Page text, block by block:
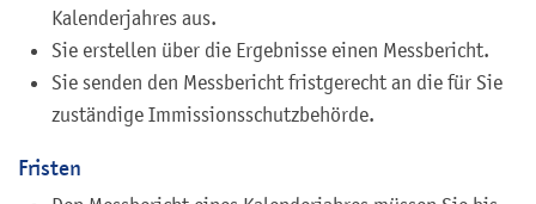
Kalenderjahres aus.
Sie erstellen über die Ergebnisse einen Messbericht.
Sie senden den Messbericht fristgerecht an die für Sie
zuständige Immissionsschutzbehörde.
Fristen